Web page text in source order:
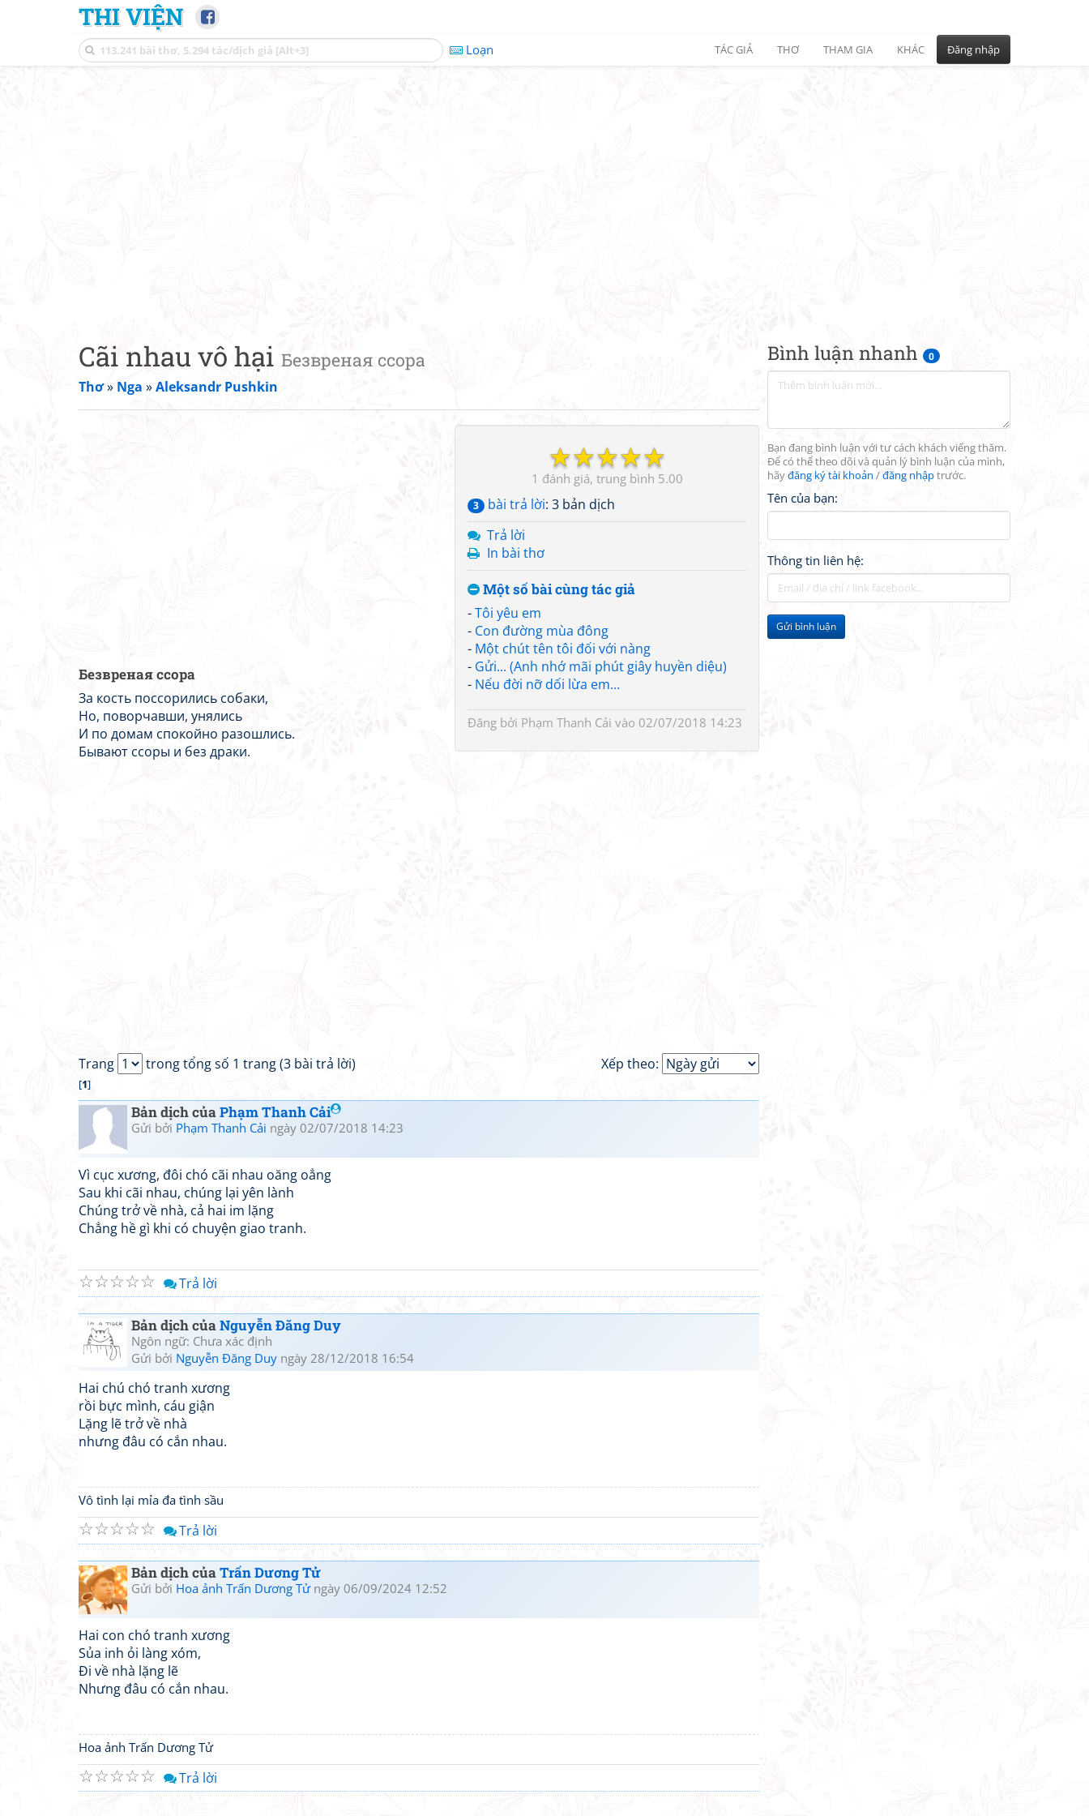
THI VIỆN
Loạn TÁC GIẢ THƠ THAM GIA KHÁC Đăng nhập
Bình luận nhanh 0
Bạn đang bình luận với tư cách khách viếng thăm.
Để có thể theo dõi và quản lý bình luận của mình,
hãyđăng ký tài khoản /đăng nhậptrước.
Tên của bạn:
Thông tin liên hệ:
Gửi bình luận
Cãi nhau vô hại Безвреная ссора
Thơ» Nga »Aleksandr Pushkin
☆
☆
☆
☆
☆
1 5.00
3 bài trả lời: 3 bản dịch
Trả lời
In bài thơ
Một số bài cùng tác giả
-Tôi yêu em
- Con đường mùa đông
- Một chút tên tôi đối với nàng
- Gửi... (Anh nhớ mãi phút giây huyền diệu)
- Nếu đời nỡ dối lừa em...
Đăng bởi Phạm Thanh Cải vào 02/07/2018 14:23
Безвреная ссора
За кость поссорились собаки,
Но, поворчавши, унялись
И по домам спокойно разошлись.
Бывают ссоры и без драки.
Xếp theo:
Trang trong tổng số 1 trang (3 bài trả lời)
[1]
Bản dịch củaPhạm Thanh Cải
Gửi bởi Phạm Thanh Cải ngày 02/07/2018 14:23
Vì cục xương, đôi chó cãi nhau oăng oẳng
Sau khi cãi nhau, chúng lại yên lành
Chúng trở về nhà, cả hai im lặng
Chẳng hề gì khi có chuyện giao tranh.
☆
☆
☆
☆
☆ Trả lời
Bản dịch củaNguyễn Đăng Duy
Ngôn ngữ: Chưa xác định
Gửi bởi Nguyễn Đăng Duy ngày 28/12/2018 16:54
Hai chú chó tranh xương
rồi bực mình, cáu giận
Lặng lẽ trở về nhà
nhưng đâu có cắn nhau.
Vô tình lại mỉa đa tình sầu
☆
☆
☆
☆
☆ Trả lời
Bản dịch củaTrấn Dương Tử
Gửi bởi Hoa ảnh Trấn Dương Tửngày 06/09/2024 12:52
Hai con chó tranh xương
Sủa inh ỏi làng xóm,
Đi về nhà lặng lẽ
Nhưng đâu có cắn nhau.
Hoa ảnh Trấn Dương Tử
☆
☆
☆
☆
☆ Trả lời